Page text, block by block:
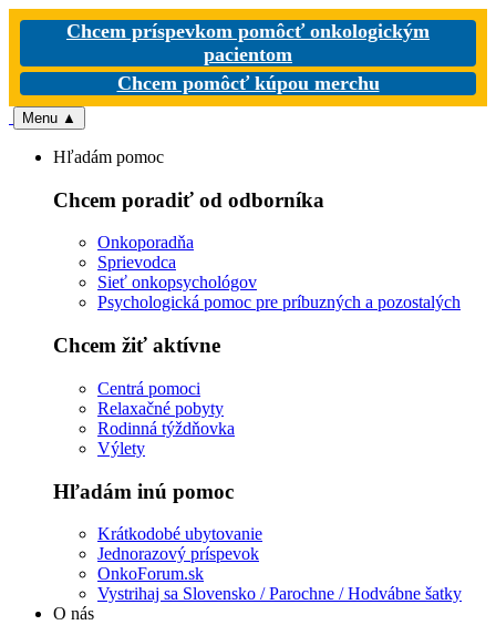
Chcem príspevkom pomôcť onkologickým
pacientom
Chcem pomôcť kúpou merchu
Menu ▲
Hľadám pomoc
Chcem poradiť od odborníka
Onkoporadňa
Sprievodca
Sieť onkopsychológov
Psychologická pomoc pre príbuzných a pozostalých
Chcem žiť aktívne
Centrá pomoci
Relaxačné pobyty
Rodinná týždňovka
Výlety
Hľadám inú pomoc
Krátkodobé ubytovanie
Jednorazový príspevok
OnkoForum.sk
Vystrihaj sa Slovensko / Parochne / Hodvábne šatky
O nás